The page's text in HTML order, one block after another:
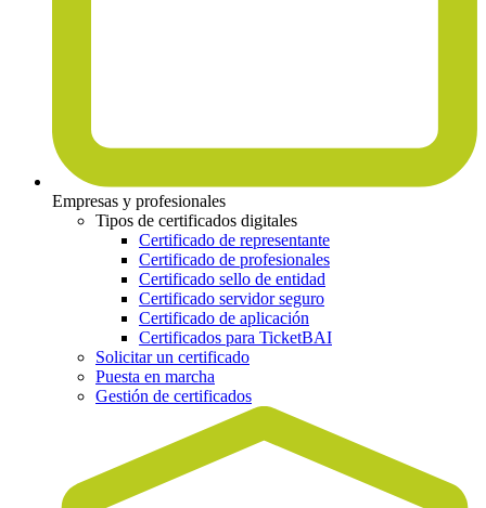
Empresas y profesionales
Tipos de certificados digitales
Certificado de representante
Certificado de profesionales
Certificado sello de entidad
Certificado servidor seguro
Certificado de aplicación
Certificados para TicketBAI
Solicitar un certificado
Puesta en marcha
Gestión de certificados